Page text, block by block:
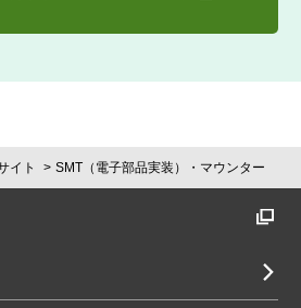
イト SMT（電子部品実装）・マウンター